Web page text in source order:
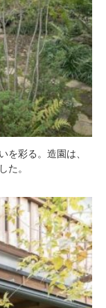
を彩る。造園は、
た。